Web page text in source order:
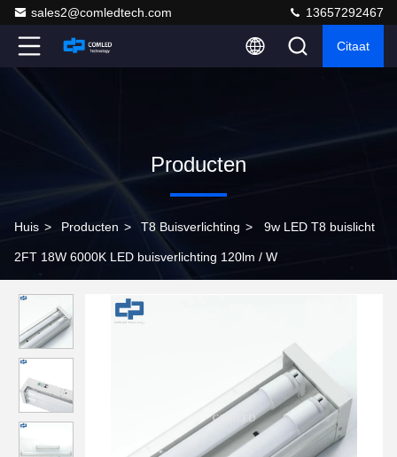
sales2@comledtech.com 13657292467
Citaat
Producten
Huis > Producten > T8 Buisverlichting > 9w LED T8 buislicht
2FT 18W 6000K LED buisverlichting 120lm / W